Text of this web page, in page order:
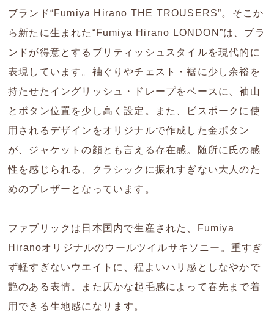
ブランド“Fumiya Hirano THE TROUSERS”。そこか
ら新たに生まれた“Fumiya Hirano LONDON”は、ブラ
ンドが得意とするブリティッシュスタイルを現代的に
表現しています。袖ぐりやチェスト・裾に少し余裕を
持たせたイングリッシュ・ドレープをベースに、袖山
とボタン位置を少し高く設定。また、ビスポークに使
用されるデザインをオリジナルで作成した金ボタン
が、ジャケットの顔とも言える存在感。随所に氏の感
性を感じられる、クラシックに振れすぎない大人のた
めのブレザーとなっています。
ファブリックは日本国内で生産された、Fumiya
Hiranoオリジナルのウールツイルサキソニー。重すぎ
ず軽すぎないウエイトに、程よいハリ感としなやかで
艶のある表情。また仄かな起毛感によって春先まで着
用できる生地感になります。